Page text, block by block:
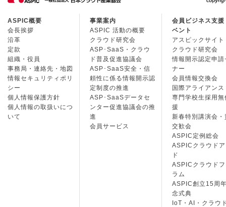
ASPIC概要
会長挨拶
沿革
定款
組織・役員
事務局・連絡先・地図
情報セキュリティポリ
シー
個人情報保護方針
個人情報の取扱いにつ
いて
事業案内
ASPIC 活動の概要
クラウド研究会
ASP･SaaS・クラウ
ド普及促進協議会
ASP･SaaS安全・信
頼性に係る情報開示認
定制度の推進
ASP･SaaSデータセ
ンター促進協議会の推
進
会員サービス
会員ビジネス支援
ベント
アスピックサイト
クラウド研究会
情報開示認定申請
ナー
会員情報交換会
国際アライアンス
専門学校生採用無
援
新春特別講演会・
交歓会
ASPIC定例総会
ASPICクラウド
ド
ASPICクラウド
ラム
ASPIC創立15周
念式典
IoT・AI・クラウ